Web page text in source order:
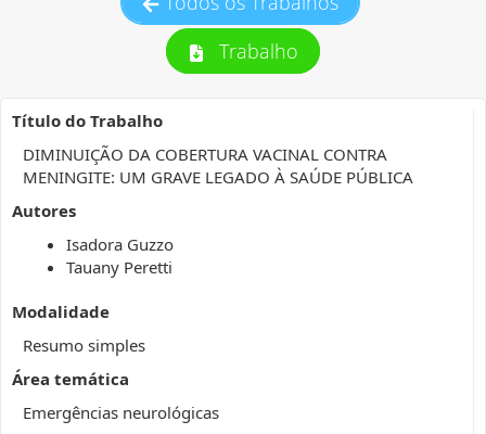
Trabalho
Título do Trabalho
DIMINUIÇÃO DA COBERTURA VACINAL CONTRA
MENINGITE: UM GRAVE LEGADO À SAÚDE PÚBLICA
Autores
Isadora Guzzo
Tauany Peretti
Modalidade
Resumo simples
Área temática
Emergências neurológicas